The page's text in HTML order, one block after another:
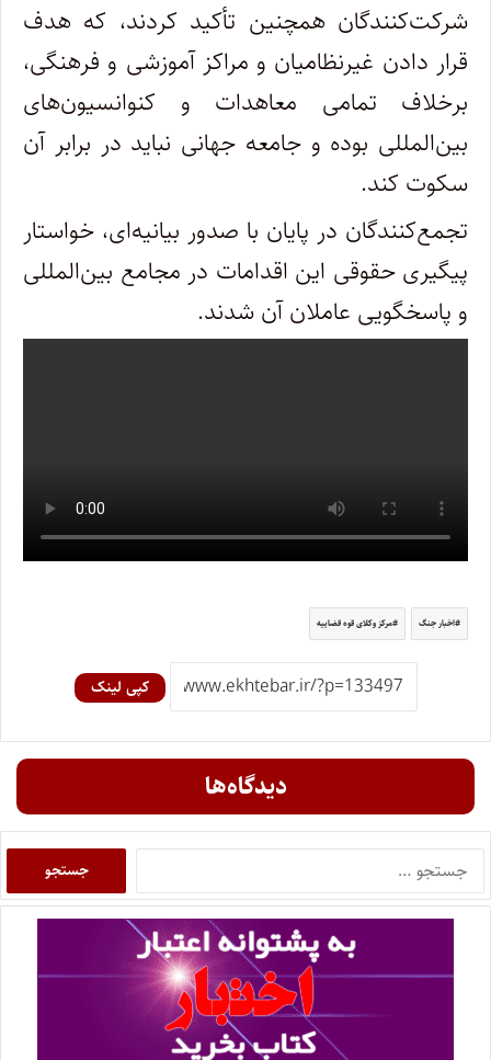
شرکت‌کنندگان همچنین تأکید کردند، که هدف
قرار دادن غیرنظامیان و مراکز آموزشی و فرهنگی،
برخلاف تمامی معاهدات و کنوانسیون‌های
بین‌المللی بوده و جامعه جهانی نباید در برابر آن
سکوت کند.
تجمع‌کنندگان در پایان با صدور بیانیه‌ای، خواستار
پیگیری حقوقی این اقدامات در مجامع بین‌المللی
و پاسخگویی عاملان آن شدند.
اخبار جنگ مرکز وکلای قوه قضاییه
کپی لینک
دیدگاه‌ها